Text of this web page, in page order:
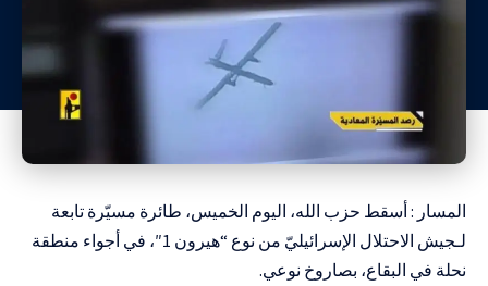
المسار : أسقط حزب الله، اليوم الخميس، طائرة مسيّرة تابعة
لـجيش الاحتلال الإسرائيليّ من نوع “هيرون 1″، في أجواء منطقة
نحلة في البقاع، بصاروخ نوعي.